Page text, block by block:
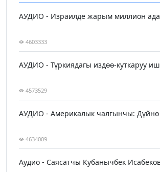
АУДИО - Израилде жарым миллион
4603333
АУДИО - Түркиядагы издөө-куткаруу
4573529
АУДИО - Америкалык чалгынчы: Дүйнө
4634009
Аудио - Саясатчы Кубанычбек